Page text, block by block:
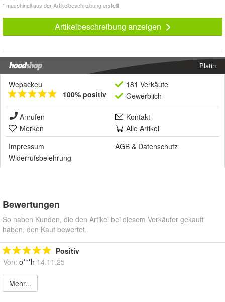
* maschinell aus der Artikelbeschreibung erstellt
Artikelbeschreibung anzeigen
Platin
Wepackeu
100% positiv
181 Verkäufe
Gewerblich
Anrufen
Kontakt
Merken
Alle Artikel
Impressum
AGB & Datenschutz
Widerrufsbelehrung
Bewertungen
So haben Kunden, die den Artikel bei diesem Verkäufer gekauft
haben, den Kauf bewertet.
Positiv
Von: o***h 14.11.25
Mehr...